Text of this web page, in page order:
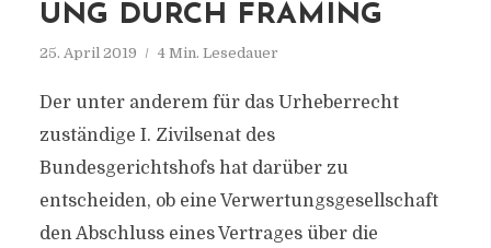
UNG DURCH FRAMING
25. April 2019 4 Min. Lesedauer
Der unter anderem für das Urheberrecht
zuständige I. Zivilsenat des
Bundesgerichtshofs hat darüber zu
entscheiden, ob eine Verwertungsgesellschaft
den Abschluss eines Vertrages über die